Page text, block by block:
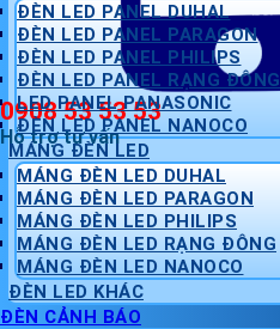
0908 53 53 53
Hỗ trợ tư vấn
ĐÈN LED PANEL DUHAL
ĐÈN LED PANEL PARAGON
ĐÈN LED PANEL PHILIPS
ĐÈN LED PANEL RẠNG ĐÔNG
LED PANEL PANASONIC
ĐÈN LED PANEL NANOCO
MÁNG ĐÈN LED
MÁNG ĐÈN LED DUHAL
MÁNG ĐÈN LED PARAGON
MÁNG ĐÈN LED PHILIPS
MÁNG ĐÈN LED RẠNG ĐÔNG
MÁNG ĐÈN LED NANOCO
ĐÈN LED KHÁC
ĐÈN CẢNH BÁO